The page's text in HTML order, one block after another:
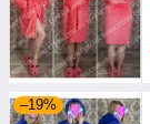
–19%